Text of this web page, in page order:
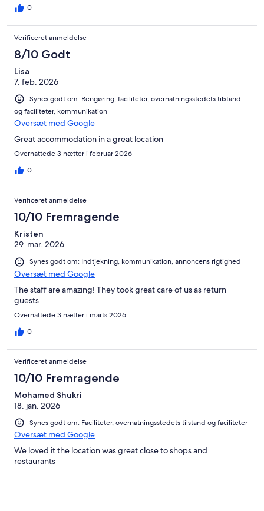
0
Verificeret anmeldelse
8/10 Godt
Lisa
7. feb. 2026
Synes godt om: Rengøring, faciliteter, overnatningsstedets tilstand
og faciliteter, kommunikation
Oversæt med Google
Great accommodation in a great location
Overnattede 3 nætter i februar 2026
0
Verificeret anmeldelse
10/10 Fremragende
Kristen
29. mar. 2026
Synes godt om: Indtjekning, kommunikation, annoncens rigtighed
Oversæt med Google
The staff are amazing! They took great care of us as return
guests
Overnattede 3 nætter i marts 2026
0
Verificeret anmeldelse
10/10 Fremragende
Mohamed Shukri
18. jan. 2026
Synes godt om: Faciliteter, overnatningsstedets tilstand og faciliteter
Oversæt med Google
We loved it the location was great close to shops and
restaurants